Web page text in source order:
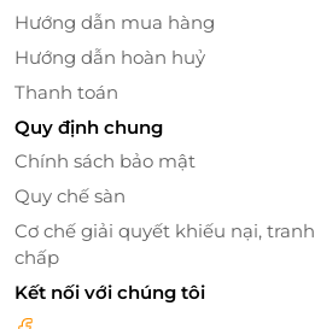
Hướng dẫn mua hàng
Hướng dẫn hoàn huỷ
Thanh toán
Quy định chung
Chính sách bảo mật
Quy chế sàn
Cơ chế giải quyết khiếu nại, tranh
chấp
Kết nối với chúng tôi